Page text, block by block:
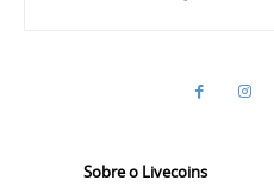
Sobre o Livecoins